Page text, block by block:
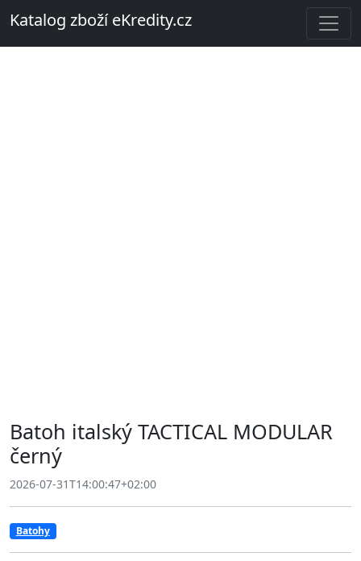
Katalog zboží eKredity.cz
Batoh italský TACTICAL MODULAR
černý
2026-07-31T14:00:47+02:00
Batohy